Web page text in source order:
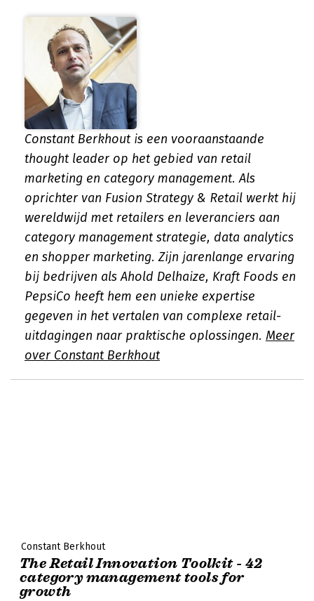
Constant Berkhout is een vooraanstaande
thought leader op het gebied van retail
marketing en category management. Als
oprichter van Fusion Strategy & Retail werkt hij
wereldwijd met retailers en leveranciers aan
category management strategie, data analytics
en shopper marketing. Zijn jarenlange ervaring
bij bedrijven als Ahold Delhaize, Kraft Foods en
PepsiCo heeft hem een unieke expertise
gegeven in het vertalen van complexe retail-
uitdagingen naar praktische oplossingen. Meer
over Constant Berkhout
Constant Berkhout
The Retail Innovation Toolkit - 42
category management tools for
growth